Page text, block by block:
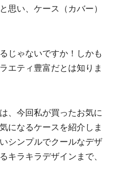
思い、ケース（カバー）
じゃないですか！しかも
エティ豊富だとは知りま
、今回私が買ったお気に
になるケースを紹介しま
シンプルでクールなデザ
キラキラデザインまで、